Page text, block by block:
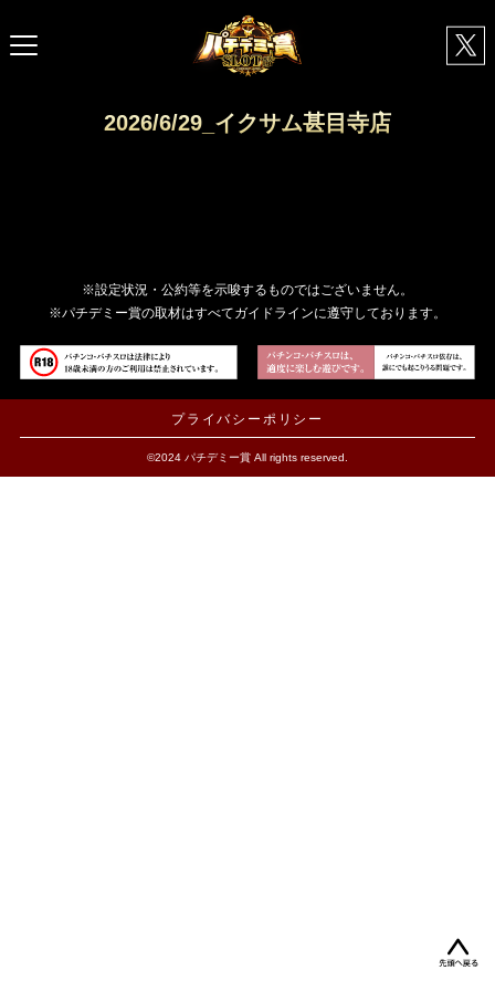
2026/6/29_イクサム甚目寺店
※設定状況・公約等を示唆するものではございません。
※パチデミー賞の取材はすべてガイドラインに遵守しております。
プライバシーポリシー
©2024 パチデミー賞 All rights reserved.